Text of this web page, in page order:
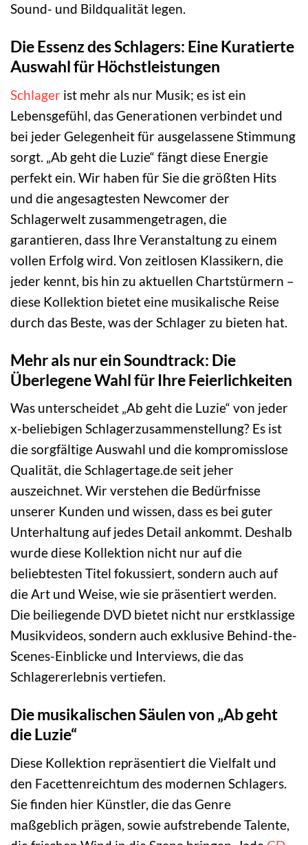
Sound- und Bildqualität legen.
Die Essenz des Schlagers: Eine Kuratierte
Auswahl für Höchstleistungen
Schlager ist mehr als nur Musik; es ist ein
Lebensgefühl, das Generationen verbindet und
bei jeder Gelegenheit für ausgelassene Stimmung
sorgt. „Ab geht die Luzie“ fängt diese Energie
perfekt ein. Wir haben für Sie die größten Hits
und die angesagtesten Newcomer der
Schlagerwelt zusammengetragen, die
garantieren, dass Ihre Veranstaltung zu einem
vollen Erfolg wird. Von zeitlosen Klassikern, die
jeder kennt, bis hin zu aktuellen Chartstürmern –
diese Kollektion bietet eine musikalische Reise
durch das Beste, was der Schlager zu bieten hat.
Mehr als nur ein Soundtrack: Die
Überlegene Wahl für Ihre Feierlichkeiten
Was unterscheidet „Ab geht die Luzie“ von jeder
x-beliebigen Schlagerzusammenstellung? Es ist
die sorgfältige Auswahl und die kompromisslose
Qualität, die Schlagertage.de seit jeher
auszeichnet. Wir verstehen die Bedürfnisse
unserer Kunden und wissen, dass es bei guter
Unterhaltung auf jedes Detail ankommt. Deshalb
wurde diese Kollektion nicht nur auf die
beliebtesten Titel fokussiert, sondern auch auf
die Art und Weise, wie sie präsentiert werden.
Die beiliegende DVD bietet nicht nur erstklassige
Musikvideos, sondern auch exklusive Behind-the-
Scenes-Einblicke und Interviews, die das
Schlagererlebnis vertiefen.
Die musikalischen Säulen von „Ab geht
die Luzie“
Diese Kollektion repräsentiert die Vielfalt und
den Facettenreichtum des modernen Schlagers.
Sie finden hier Künstler, die das Genre
maßgeblich prägen, sowie aufstrebende Talente,